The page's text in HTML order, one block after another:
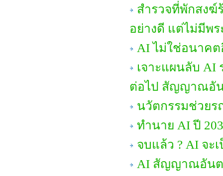
สำรวจที่พักสงฆ์
อย่างดี แต่ไม่มีพร
AI ไม่ใช่อนาค
เจาะแผนลับ AI
ต่อไป สัญญาณอัน
นวัตกรรมช่วยร
ทำนาย AI ปี
จบแล้ว ? AI จะ
AI สัญญาณอันต